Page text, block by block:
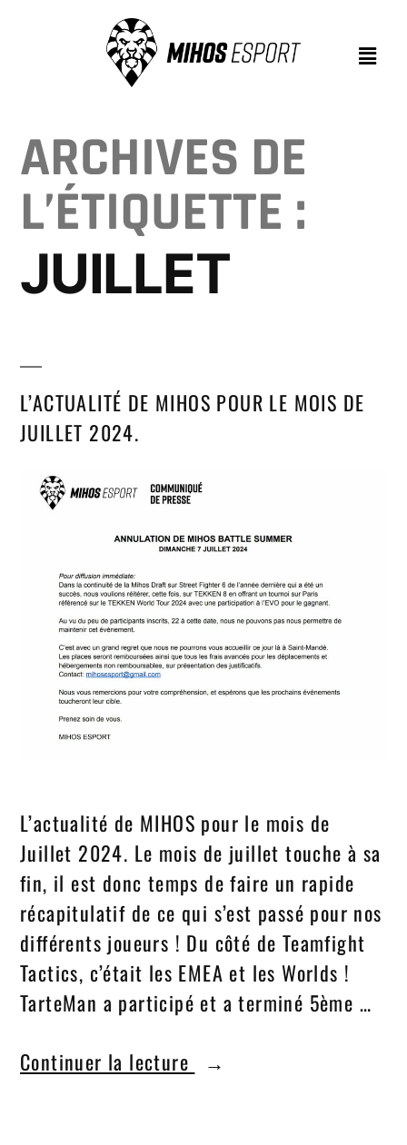
ARCHIVES DE
L’ÉTIQUETTE :
JUILLET
L’ACTUALITÉ DE MIHOS POUR LE MOIS DE
JUILLET 2024.
L’actualité de MIHOS pour le mois de
Juillet 2024. Le mois de juillet touche à sa
fin, il est donc temps de faire un rapide
récapitulatif de ce qui s’est passé pour nos
différents joueurs ! Du côté de Teamfight
Tactics, c’était les EMEA et les Worlds !
TarteMan a participé et a terminé 5ème …
Continuer la lecture